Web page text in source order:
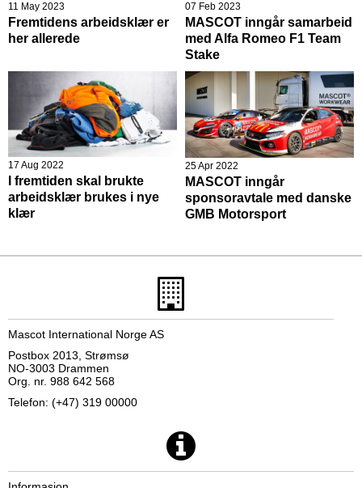
11 May 2023
Fremtidens arbeidsklær er
her allerede
07 Feb 2023
MASCOT inngår samarbeid
med Alfa Romeo F1 Team
Stake
17 Aug 2022
I fremtiden skal brukte
arbeidsklær brukes i nye
klær
25 Apr 2022
MASCOT inngår
sponsoravtale med danske
GMB Motorsport
Mascot International Norge AS
Postbox 2013, Strømsø
NO-3003 Drammen
Org. nr. 988 642 568
Telefon: (+47) 319 00000